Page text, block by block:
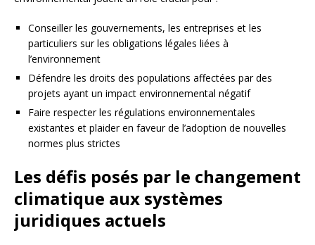
Conseiller les gouvernements, les entreprises et les
particuliers sur les obligations légales liées à
l’environnement
Défendre les droits des populations affectées par des
projets ayant un impact environnemental négatif
Faire respecter les régulations environnementales
existantes et plaider en faveur de l’adoption de nouvelles
normes plus strictes
Les défis posés par le changement
climatique aux systèmes
juridiques actuels